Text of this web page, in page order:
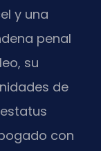
y una
penal
su
de
con